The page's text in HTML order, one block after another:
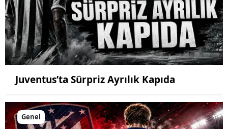
Juventus’ta Sürpriz Ayrılık Kapıda
Genel